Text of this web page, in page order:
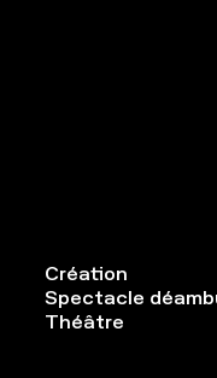
Création
Spectacle
Théâtre